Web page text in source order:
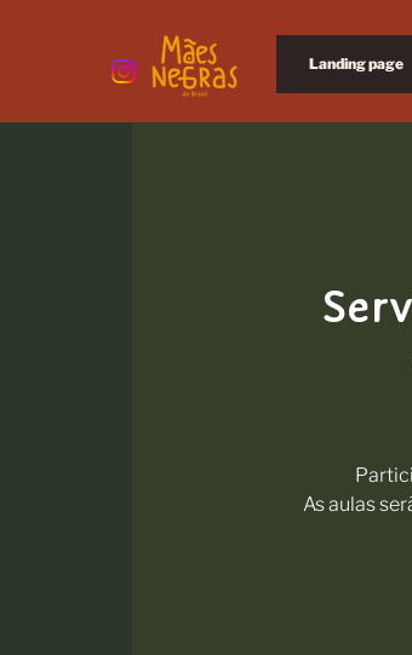
Landing page
As aulas